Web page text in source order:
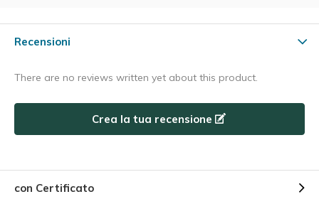
Recensioni
There are no reviews written yet about this product.
Crea la tua recensione
con Certificato